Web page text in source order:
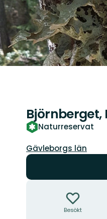
Naturreservat
Län:
Gävleborgs län
Besökt